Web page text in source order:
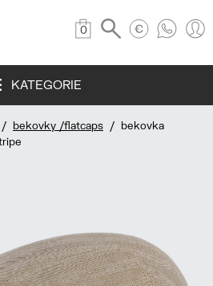
0
KATEGORIE
/ bekovky /flatcaps / bekovka